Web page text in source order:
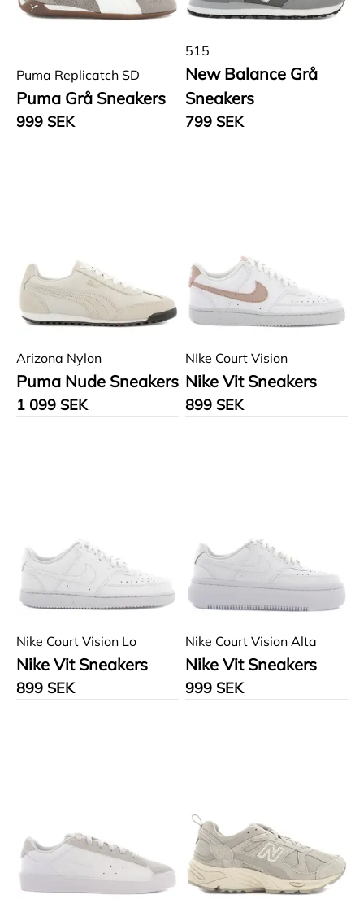
Puma Replicatch SD
Puma Grå Sneakers
999 SEK
515
New Balance Grå
Sneakers
799 SEK
Arizona Nylon
Puma Nude Sneakers
1 099 SEK
NIke Court Vision
Nike Vit Sneakers
899 SEK
Nike Court Vision Lo
Nike Vit Sneakers
899 SEK
Nike Court Vision Alta
Nike Vit Sneakers
999 SEK